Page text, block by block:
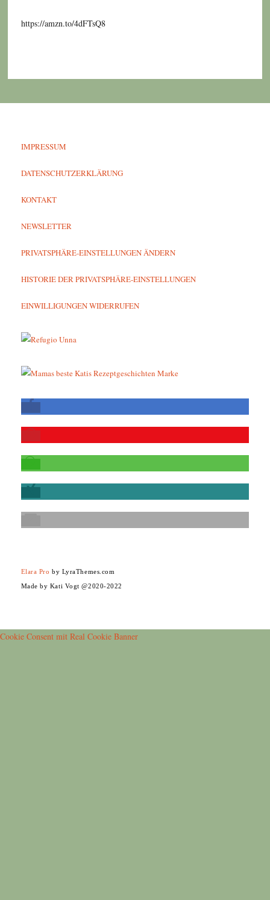
https://amzn.to/4dFTsQ8
IMPRESSUM
DATENSCHUTZERKLÄRUNG
KONTAKT
NEWSLETTER
PRIVATSPHÄRE-EINSTELLUNGEN ÄNDERN
HISTORIE DER PRIVATSPHÄRE-EINSTELLUNGEN
EINWILLIGUNGEN WIDERRUFEN
Elara Pro by LyraThemes.com
Made by Kati Vogt @2020-2022
Cookie Consent mit Real Cookie Banner